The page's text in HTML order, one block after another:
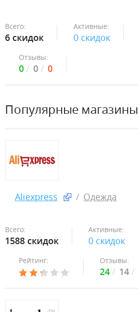
Всего:
6 скидок
Активные:
0 скидок
Отзывы:
0 0 0
Популярные магазины
Aliexpress Одежда
Всего:
1588 скидок
Активные:
0 скидок
Рейтинг: Отзывы:
24 14